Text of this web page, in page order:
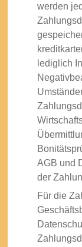
werden
lediglich
AGB und
der
Für die